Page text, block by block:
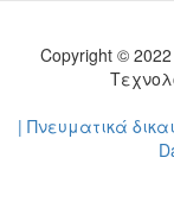
Copyright ©
| Πνευματικά